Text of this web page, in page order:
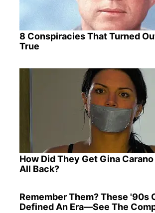
8 Conspiracies That Turned
True
How Did They Get Gina
All Back?
Remember Them? These '90s
Defined An Era—See The